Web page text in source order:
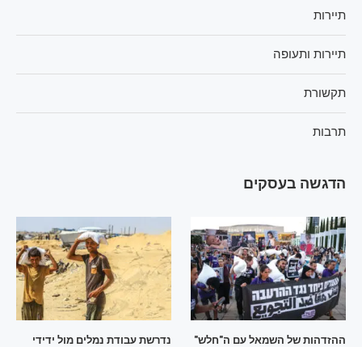
תיירות
תיירות ותעופה
תקשורת
תרבות
הדגשה בעסקים
ההזדהות של השמאל עם ה"חלש"
נדרשת עבודת נמלים מול ידידי